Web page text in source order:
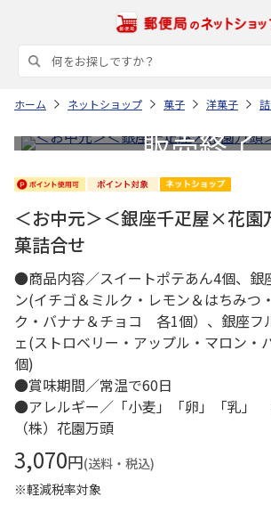
ホーム ネットショップ 菓子 洋菓子
＜お中元＞＜銀座千疋屋×花園
菓詰合せ
●商品内容／スイートポテあん4個、銀
ン(イチゴ＆ミルク・レモン＆はちみつ
ク・バナナ＆チョコ 各1個）、銀座フ
ェ(ストロベリー・アップル・マロン
個)
●賞味期間／常温で60日
●アレルギー／「小麦」「卵」「乳」
（株）花園万頭
3,070円(送料・税込)
※軽減税率対象